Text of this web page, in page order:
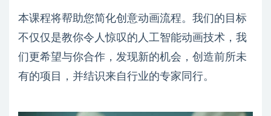
本课程将帮助您简化创意动画流程。我们的目标
不仅仅是教你令人惊叹的人工智能动画技术，我
们更希望与你合作，发现新的机会，创造前所未
有的项目，并结识来自行业的专家同行。